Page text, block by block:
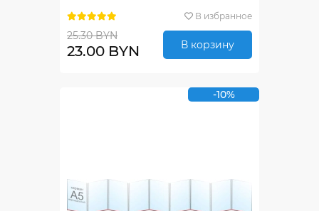
В избранное
25.30 BYN
23.00 BYN В корзину
-10%